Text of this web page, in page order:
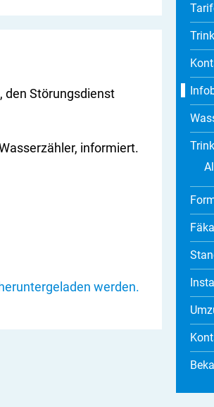
den Störungsdienst
informiert.
werden.